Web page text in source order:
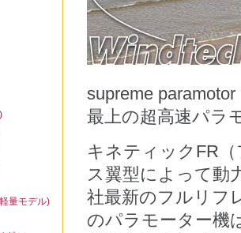
量モデル)
supreme
最上の超高速パラ
キネティックFR
ス翼型によって動
社最新のフルリフ
のパラモーター機